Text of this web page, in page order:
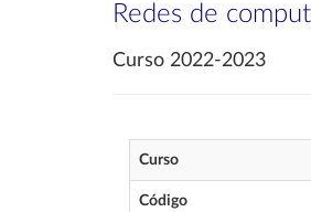
Redes de
Curso 2022-2023
Curso
Código